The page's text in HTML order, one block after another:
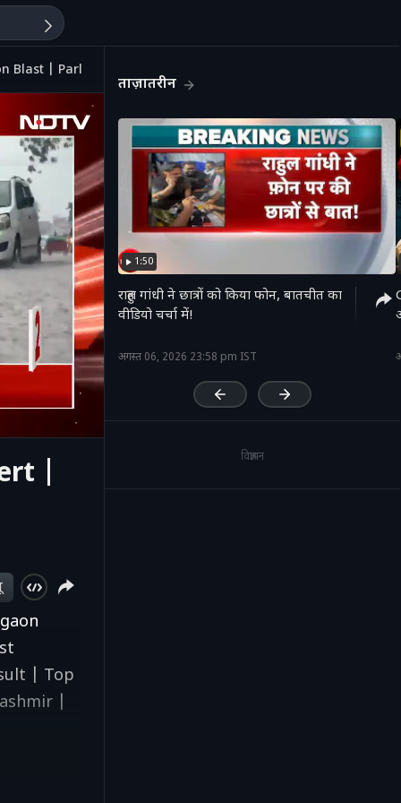
| Parliament Monsoon Session
'
|
| Top
|
ताज़ातरीन
1:50
राहुल गांधी ने छात्रों को किया फोन, बातचीत का
वीडियो चर्चा में!
अगस्त 06, 2026 23:58 pm IST
विज्ञापन